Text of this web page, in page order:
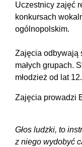
Uczestnicy zajęć
konkursach
ogólnopolskim.
Zajęcia odbywają
małych grupach.
młodzież od lat 12.
Zajęcia prowadzi
Głos ludzki, to
z niego wydobyć